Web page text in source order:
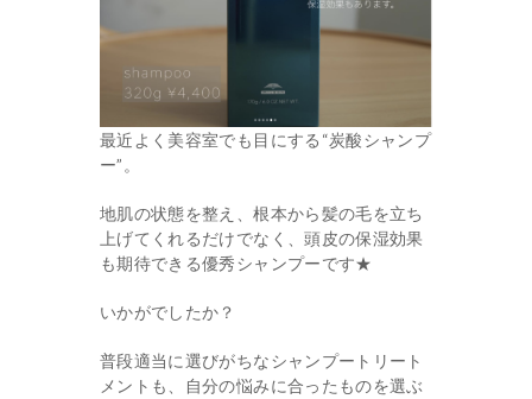
最近よく美容室でも目にする“炭酸シャンプ
ー”。
地肌の状態を整え、根本から髪の毛を立ち
上げてくれるだけでなく、頭皮の保湿効果
も期待できる優秀シャンプーです★
いかがでしたか？
普段適当に選びがちなシャンプートリート
メントも、自分の悩みに合ったものを選ぶ